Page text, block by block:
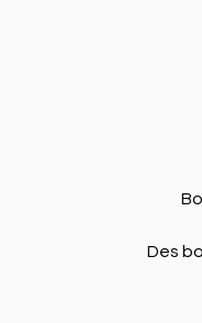
Des